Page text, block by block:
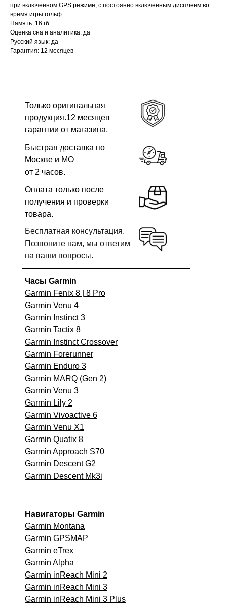
при включенном GPS режиме, с постоянно включенным дисплеем во
время игры гольф
Память: 16 гб
Оценка сна и аналитика: да
Русский язык: да
Гарантия: 12 месяцев
Оплата только после
получения и проверки
товара.
Быстрая доставка по
Москве и МО
от 2 часов.
Бесплатная консультация.
Позвоните нам, мы ответим
на ваши вопросы.
Только оригинальная
продукция.12 месяцев
гарантии от магазина.
Часы Garmin
Garmin Fenix 8 | 8 Pro
Garmin Venu 4
Garmin Instinct 3
Garmin Tactix 8
Garmin Instinct Crossover
Garmin Forerunner
Garmin Enduro 3
Garmin MARQ (Gen 2)
Garmin Venu 3
Garmin Lily 2
Garmin Vivoactive 6
Garmin Venu X1
Garmin Quatix 8
Garmin Approach S70
Garmin Descent G2
Garmin Descent Mk3i
Навигаторы Garmin
Garmin Montana
Garmin GPSMAP
Garmin eTrex
Garmin Alpha
Garmin inReach Mini 2
Garmin inReach Mini 3
Garmin inReach Mini 3 Plus